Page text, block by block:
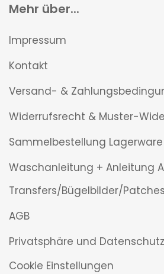
Mehr über...
Impressum
Kontakt
Versand- &
Widerrufsrecht & Muster-
Sammelbestellung Lagerware
Waschanleitung + Anleitung
Transfers/Bügelbilder/Patches
AGB
Privatsphäre und Datenschutz
Cookie Einstellungen